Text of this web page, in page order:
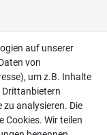
auf unserer
von
um z.B. Inhalte
Drittanbietern
analysieren. Die
Cookies. Wir teilen